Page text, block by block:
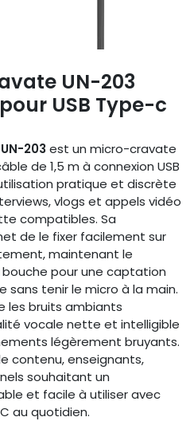
UN-203
USB Type-c
203 est un micro-cravate
de 1,5 m à connexion USB
pratique et discrète
vlogs et appels vidéo
compatibles. Sa
de le fixer facilement sur
maintenant le
pour une captation
tenir le micro à la main.
les bruits ambiants
vocale nette et intelligible
légèrement bruyants.
contenu, enseignants,
souhaitant un
et facile à utiliser avec
au quotidien.